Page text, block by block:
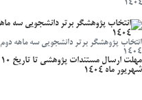
انتخاب پژوهشگر برتر دانشجویی سه ماهه دوم
1404
مهلت ارسال مستندات پژوهشی تا تاریخ 10
شهریور ماه 1404